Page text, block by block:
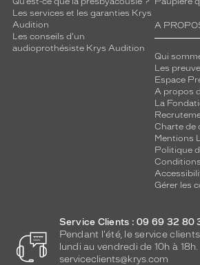
Les services et les garanties Krys
Audition
Les conseils d'un
audioprothésiste Krys Audition
A
Qui
Les
Espace
A propos
La
Charte de
Mentions
Politique
Gérer les
Service Clients : 09 69 32 80
Pendant l'été, le service
lundi au vendredi de 10h à 18h.
serviceclients@krys.com